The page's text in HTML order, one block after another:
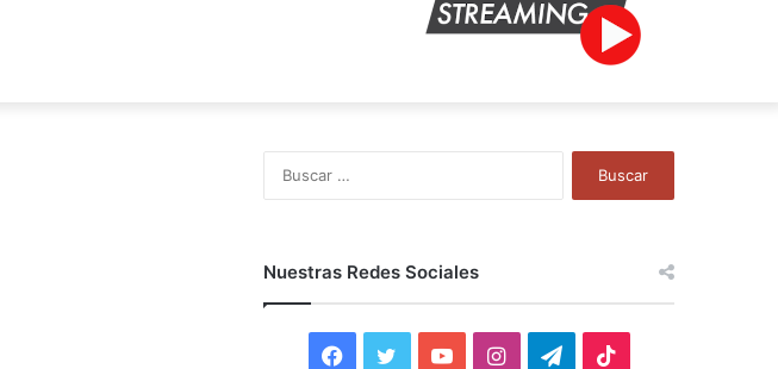
Nuestras Redes Sociales
F
Y
I
T